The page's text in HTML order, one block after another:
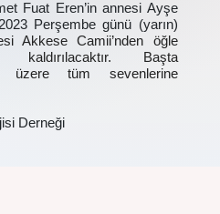
Fuat Eren’in annesi Ayşe
Perşembe günü (yarın)
Akkese Camii’nden öğle
kaldırılacaktır. Başta
üzere tüm sevenlerine
Derneği